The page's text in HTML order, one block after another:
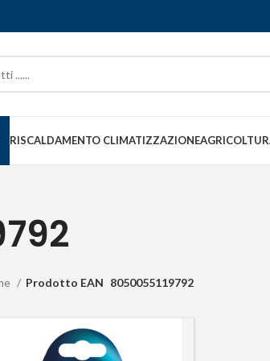
RISCALDAMENTO CLIMATIZZAZIONE
Prodotto EAN 8050055119792